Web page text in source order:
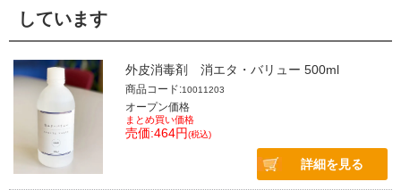
しています
外皮消毒剤 消エタ・バリュー 500ml
商品コード:10011203
オープン価格
まとめ買い価格
売価:464円(税込)
詳細を見る